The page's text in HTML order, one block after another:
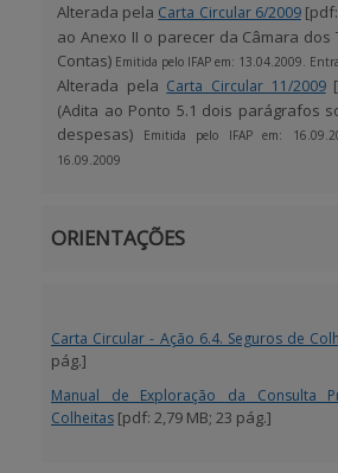
Alterada pela Carta Circular 6/2009
ao Anexo II o parecer da Câmara dos
Contas) Emitida pelo IFAP em: 13.04.2009.
Alterada pela Carta Circular 11/2009
(Adita ao Ponto 5.1 dois parágrafos
despesas)
Emitida pelo IFAP em:
16.09.2009
ORIENTAÇÕES
Carta Circular - Ação 6.4. Seguros de
pág.]
Manual de Exploração da Consulta
Colheitas [pdf: 2,79 MB; 23 pág.]